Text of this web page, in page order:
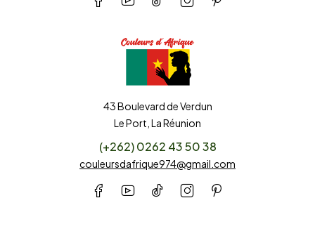
43 Boulevard de Verdun
Le Port, La Réunion
(+262) 0262 43 50 38
couleursdafrique974@gmail.com